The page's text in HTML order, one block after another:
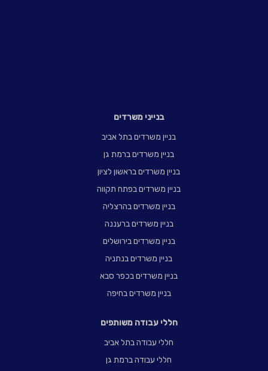
בנייני משרדים
בניין משרדים בתל אביב
בניין משרדים ברמת גן
בניין משרדים בראשון לציון
בניין משרדים בפתח תקווה
בניין משרדים בהרצליה
בניין משרדים ברעננה
בניין משרדים בירושלים
בניין משרדים בנתניה
בניין משרדים בכפר סבא
בניין משרדים בחיפה
חללי עבודה משותפים
חללי עבודה בתל אביב
חללי עבודה ברמת גן